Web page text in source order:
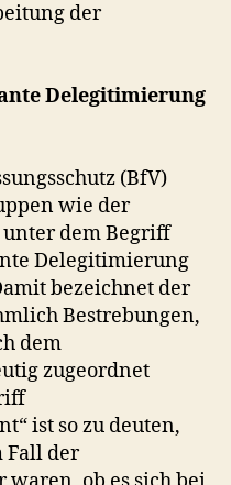
der
Delegitimierung
(BfV)
wie der
unter dem Begriff
Delegitimierung
bezeichnet der
Bestrebungen,
dem
zugeordnet
ist so zu deuten,
Fall der